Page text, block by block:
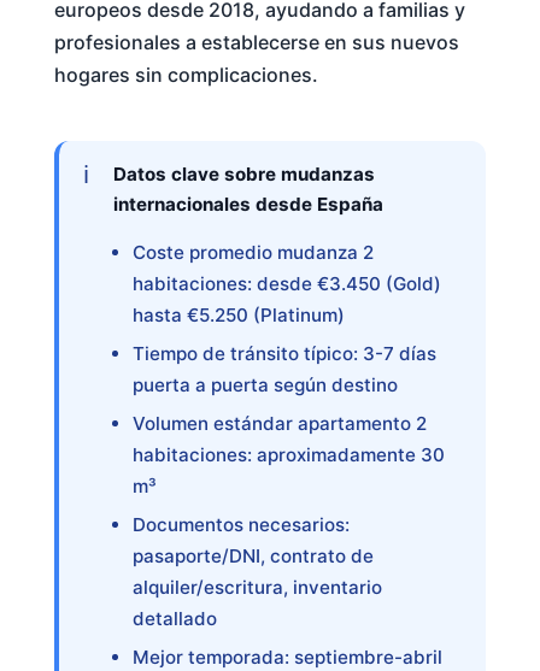
europeos desde 2018, ayudando a familias y
profesionales a establecerse en sus nuevos
hogares sin complicaciones.
Datos clave sobre mudanzas
internacionales desde España
Coste promedio mudanza 2
habitaciones: desde €3.450 (Gold)
hasta €5.250 (Platinum)
Tiempo de tránsito típico: 3-7 días
puerta a puerta según destino
Volumen estándar apartamento 2
habitaciones: aproximadamente 30
m³
Documentos necesarios:
pasaporte/DNI, contrato de
alquiler/escritura, inventario
detallado
Mejor temporada: septiembre-abril